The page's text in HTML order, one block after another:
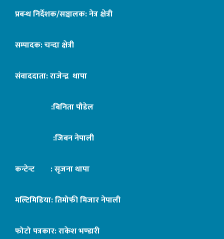
प्रबन्ध निर्देशक/सञ्चालक: नेत्र क्षेत्री
सम्पादक: चन्दा क्षेत्री
संवाददाता: राजेन्द्र थापा
:बिनिता पौडेल
:जिबन नेपाली
कन्टेन्ट : सृजना थापा
मल्टिमिडिया: तिमोफी मिजार नेपाली
फोटो पत्रकार: राकेश भण्डारी